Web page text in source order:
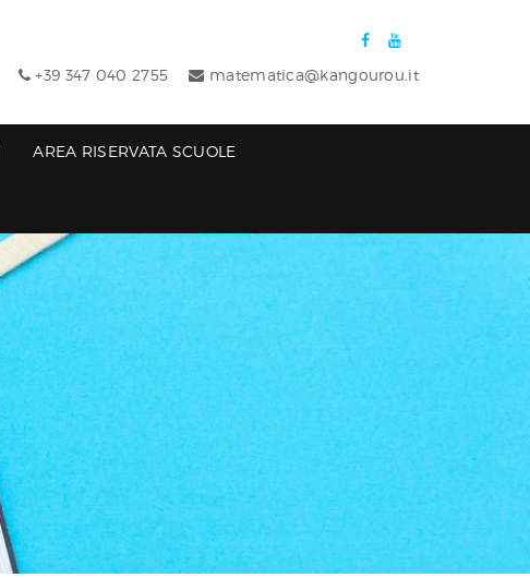
+39 347 040 2755 matematica@kangourou.it
AREA RISERVATA SCUOLE